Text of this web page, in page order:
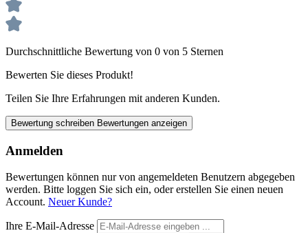
Durchschnittliche Bewertung von 0 von 5 Sternen
Bewerten Sie dieses Produkt!
Teilen Sie Ihre Erfahrungen mit anderen Kunden.
Bewertung schreiben Bewertungen anzeigen
Anmelden
Bewertungen können nur von angemeldeten Benutzern abgegeben
werden. Bitte loggen Sie sich ein, oder erstellen Sie einen neuen
Account. Neuer Kunde?
Ihre E-Mail-Adresse